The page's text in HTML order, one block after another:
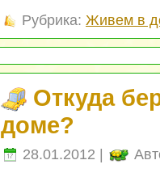
Рубрика: Живем в
Откуда
доме?
28.01.2012 |